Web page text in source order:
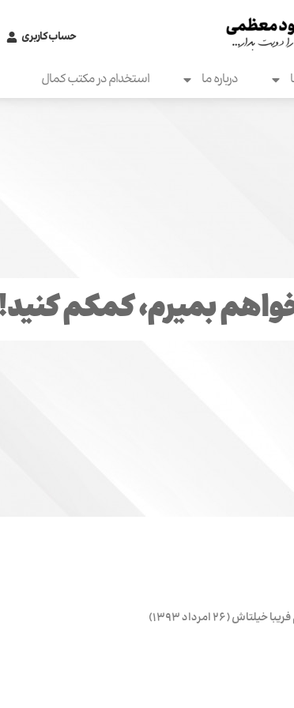
حساب کاربری
درباره ما استخدام در مکتب کمال
بمیرم، کمکم کنید!
امرداد ۱۳۹۳)